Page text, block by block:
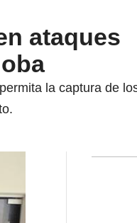
ataques
la captura de